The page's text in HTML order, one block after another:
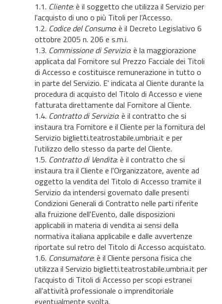
1.1. Cliente: è il soggetto che utilizza il Servizio per
l'acquisto di uno o più Titoli per l’Accesso.
1.2. Codice del Consumo: è il Decreto Legislativo 6
ottobre 2005 n. 206 e s.m.i.
1.3. Commissione di Servizio: è la maggiorazione
applicata dal Fornitore sul Prezzo Facciale dei Titoli
di Accesso e costituisce remunerazione in tutto o
in parte del Servizio. E' indicata al Cliente durante la
procedura di acquisto del Titolo di Accesso e viene
fatturata direttamente dal Fornitore al Cliente.
1.4. Contratto di Servizio: è il contratto che si
instaura tra Fornitore e il Cliente per la fornitura del
Servizio biglietti.teatrostabile.umbria.it e per
l'utilizzo dello stesso da parte del Cliente.
1.5. Contratto di Vendita: è il contratto che si
instaura tra il Cliente e l'Organizzatore, avente ad
oggetto la vendita del Titolo di Accesso tramite il
Servizio da intendersi governato dalle presenti
Condizioni Generali di Contratto nelle parti riferite
alla fruizione dell'Evento, dalle disposizioni
applicabili in materia di vendita ai sensi della
normativa italiana applicabile e dalle avvertenze
riportate sul retro del Titolo di Accesso acquistato.
1.6. Consumatore: è il Cliente persona fisica che
utilizza il Servizio biglietti.teatrostabile.umbria.it per
l'acquisto di Titoli di Accesso per scopi estranei
all'attività professionale o imprenditoriale
eventualmente svolta.